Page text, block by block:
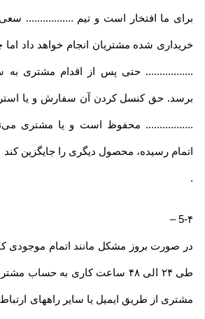
برای ما افتخار است و تیم ................. سعی
خریداری شده مشتریان انجام خواهد داد اما
................. حتی پس از اقدام مشتری به
برسد. حق کنسل کردن آن سفارش و یا
................. محفوظ است و یا مشتری
اتمام رسیده، محصول دیگری را جایگزین کند
.
5-۴–
در صورت بروز مشکل مانند اتمام موجودی
طی ۲۴ الی ۴۸ ساعت کاری به
مشتری از طریق ایمیل یا سایر راههای